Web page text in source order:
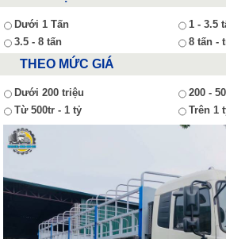
Dưới 1 Tấn
1 - 3.5
3.5 - 8 tấn
8 tấn -
THEO MỨC GIÁ
Dưới 200 triệu
200 -
Từ 500tr - 1 tỷ
Trên 1